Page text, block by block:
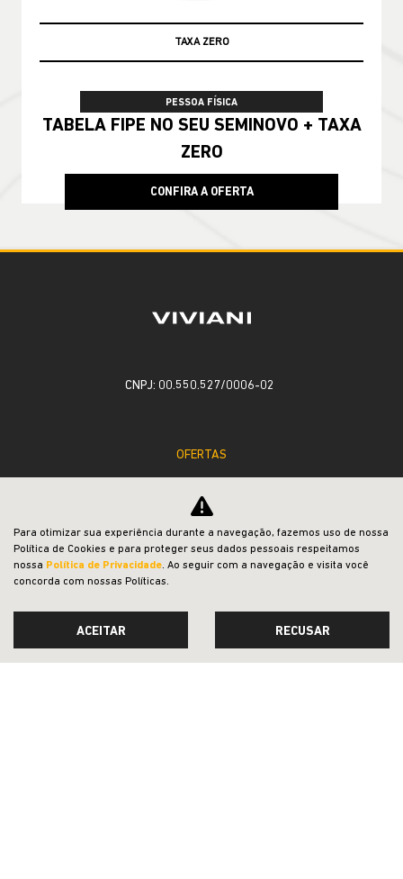
TAXA ZERO
PESSOA FÍSICA
TABELA FIPE NO SEU SEMINOVO + TAXA
ZERO
CONFIRA A OFERTA
CNPJ: 00.550.527/0006-02
OFERTAS
JEEP ACESSÍVEL
Para otimizar sua experiência durante a navegação, fazemos uso de nossa
Política de Cookies e para proteger seus dados pessoais respeitamos
nossa Política de Privacidade. Ao seguir com a navegação e visita você
concorda com nossas Políticas.
ACEITAR RECUSAR